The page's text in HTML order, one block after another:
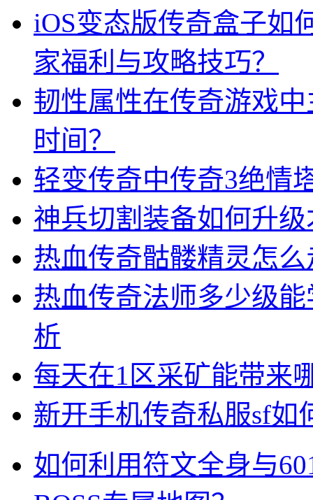
iOS变态版传奇盒子如
家福利与攻略技巧？
韧性属性在传奇游戏
时间？
轻变传奇中传奇3绝情
神兵切割装备如何升
热血传奇骷髅精灵怎
热血传奇法师多少级
析
每天在1区采矿能带来
新开手机传奇私服sf如
如何利用符文全身与